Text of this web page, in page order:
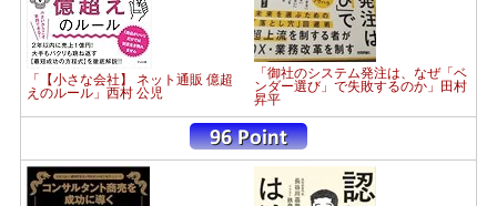
「【小さな会社】 ネット通販 億超
えのルール」西村 公児
「御社のシステム発注は、なぜ「ベ
ンダー選び」で失敗するのか」田村
昇平